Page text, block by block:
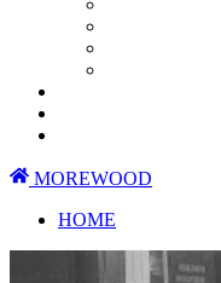
MOREWOOD
HOME